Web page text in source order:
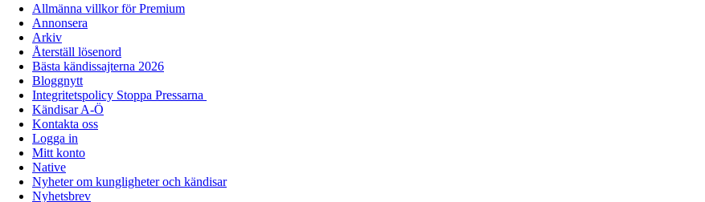
Allmänna villkor för Premium
Annonsera
Arkiv
Återställ lösenord
Bästa kändissajterna 2026
Bloggnytt
Integritetspolicy Stoppa Pressarna
Kändisar A-Ö
Kontakta oss
Logga in
Mitt konto
Native
Nyheter om kungligheter och kändisar
Nyhetsbrev